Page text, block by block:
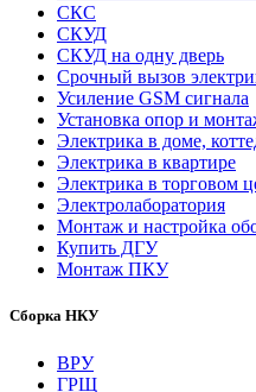
СКС
СКУД
СКУД на одну дверь
Срочный вызов
Усиление GSM сигнала
Установка опор и
Электрика в доме,
Электрика в квартире
Электрика в торговом
Электролаборатория
Монтаж и настройка
Купить ДГУ
Монтаж ПКУ
Сборка НКУ
ВРУ
ГРЩ